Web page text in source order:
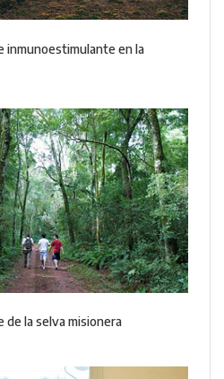
inmunoestimulante en la
de la selva misionera